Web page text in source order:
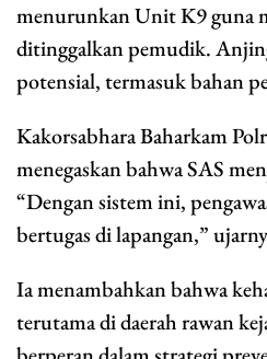
menurunkan Unit K9 guna
ditinggalkan pemudik.
potensial, termasuk bahan
Kakorsabhara Baharkam
menegaskan bahwa SAS
“Dengan sistem ini,
bertugas di lapangan,”
Ia menambahkan bahwa
terutama di daerah rawan